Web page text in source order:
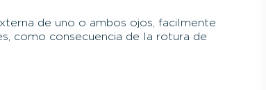
de uno o ambos ojos, facilmente
como consecuencia de la rotura de